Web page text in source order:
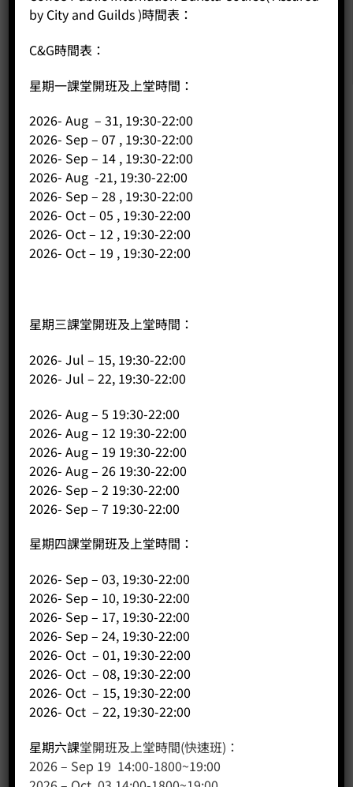
公司
主頁
關於我們
導師簡介
商店（產品）
課程/工作坊
客戶服務
聯絡我們
產品分類
咖啡課程
咖啡種類
咖啡機
咖啡器具品牌
WPM咖啡系列
by City and Guilds )時間表：
C&G時間表：
星期一課堂開班及上堂時間：
2026- Aug – 31, 19:30-22:00
2026- Sep – 07 , 19:30-22:00
2026- Sep – 14 , 19:30-22:00
2026- Aug -21, 19:30-22:00
2026- Sep – 28 , 19:30-22:00
2026- Oct – 05 , 19:30-22:00
2026- Oct – 12 , 19:30-22:00
2026- Oct – 19 , 19:30-22:00
星期三課堂開班及上堂時間：
2026- Jul – 15, 19:30-22:00
2026- Jul – 22, 19:30-22:00
2026- Aug – 5 19:30-22:00
2026- Aug – 12 19:30-22:00
2026- Aug – 19 19:30-22:00
2026- Aug – 26 19:30-22:00
2026- Sep – 2 19:30-22:00
2026- Sep – 7 19:30-22:00
星期四課堂開班及上堂時間：
2026- Sep – 03, 19:30-22:00
2026- Sep – 10, 19:30-22:00
2026- Sep – 17, 19:30-22:00
2026- Sep – 24, 19:30-22:00
2026- Oct – 01, 19:30-22:00
2026- Oct – 08, 19:30-22:00
2026- Oct – 15, 19:30-22:00
2026- Oct – 22, 19:30-22:00
星期六課堂開班及上堂時間(快速班)：
2026 – Sep 19 14:00-1800~19:00